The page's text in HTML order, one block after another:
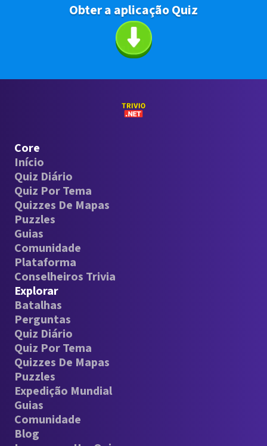
Obter a aplicação Quiz
Core
Início
Quiz Diário
Quiz Por Tema
Quizzes De Mapas
Puzzles
Guias
Comunidade
Plataforma
Conselheiros Trivia
Explorar
Batalhas
Perguntas
Quiz Diário
Quiz Por Tema
Quizzes De Mapas
Puzzles
Expedição Mundial
Guias
Comunidade
Blog